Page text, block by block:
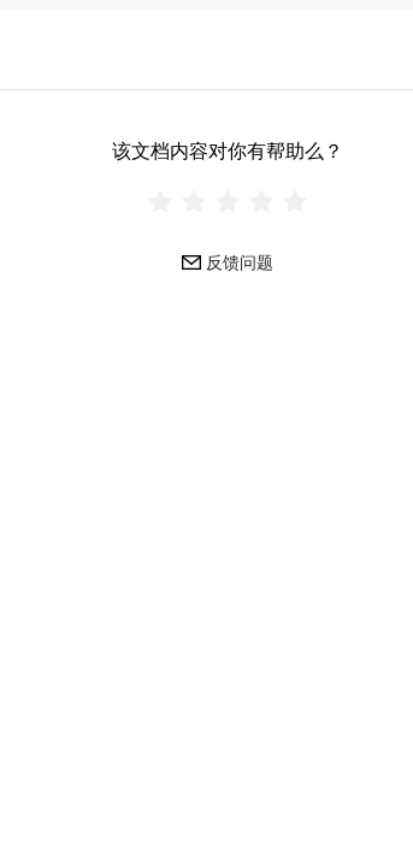
该文档内容对你有帮助么？
反馈问题